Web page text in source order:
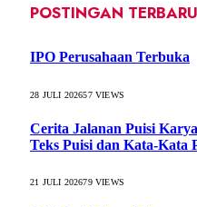
POSTINGAN TERBARU
IPO Perusahaan Terbuka
28 JULI 202657VIEWS
Cerita Jalanan Puisi
Teks Puisi dan Kata-Kata
21 JULI 202679VIEWS